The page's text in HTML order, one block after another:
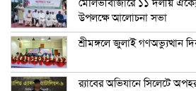
মৌলভীবাজারে ১১ দলীয়
উপলক্ষে আলোচনা সভা
শ্রীমঙ্গলে জুলাই গণঅভ্যুত্থান
র‍্যাবের অভিযানে সিলেটে